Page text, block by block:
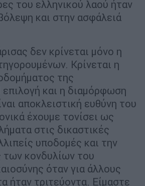
του ελληνικού λαού ήταν
και στην ασφάλειά
δεν κρίνεται μόνο η
Κρίνεται η
της
και η διαμόρφωση
αποκλειστική ευθύνη του
έχουμε τονίσει ως
στις δικαστικές
υποδομές και την
των κονδυλίων του
όταν για άλλους
ήταν τριτεύοντα. Είμαστε